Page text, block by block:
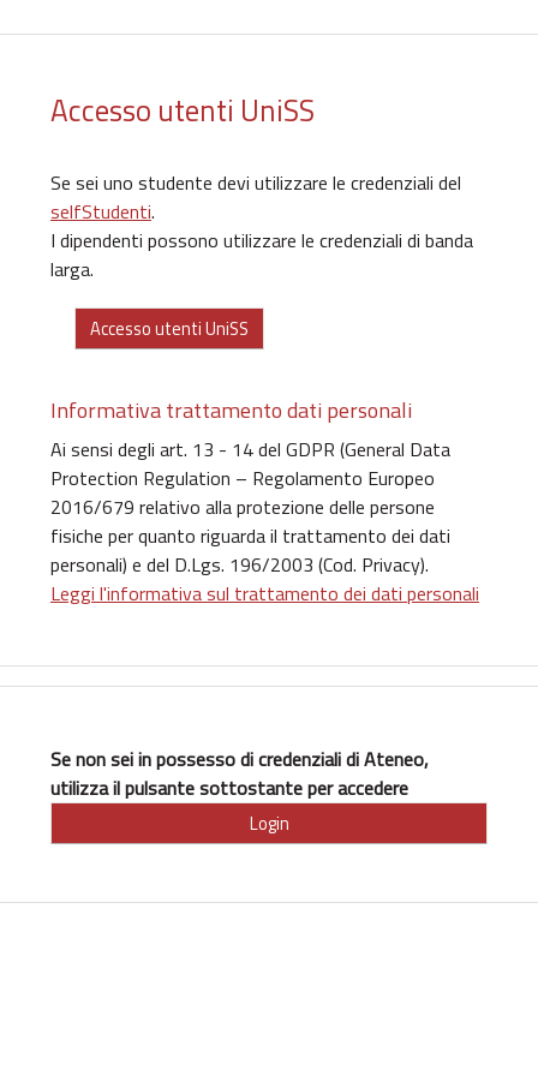
Accesso utenti UniSS
Se sei uno studente devi utilizzare le credenziali del
selfStudenti.
I dipendenti possono utilizzare le credenziali di banda
larga.
Accesso utenti UniSS
Informativa trattamento dati personali
Ai sensi degli art. 13 - 14 del GDPR (General Data
Protection Regulation – Regolamento Europeo
2016/679 relativo alla protezione delle persone
fisiche per quanto riguarda il trattamento dei dati
personali) e del D.Lgs. 196/2003 (Cod. Privacy).
Leggi l'informativa sul trattamento dei dati personali
Se non sei in possesso di credenziali di Ateneo,
utilizza il pulsante sottostante per accedere
Login